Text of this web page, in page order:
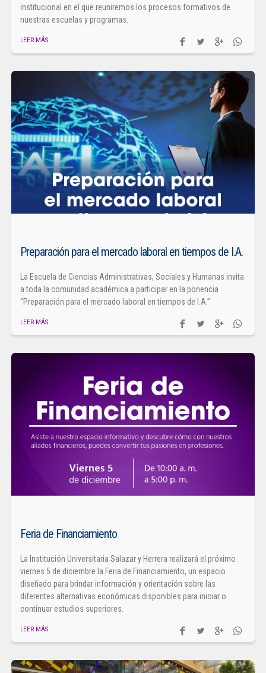
institucional en el que reuniremos los procesos formativos de
nuestras escuelas y programas.
LEER MÁS
Preparación para el mercado laboral en tiempos de I.A.
La Escuela de Ciencias Administrativas, Sociales y Humanas invita
a toda la comunidad académica a participar en la ponencia
“Preparación para el mercado laboral en tiempos de I.A.”
LEER MÁS
Feria de Financiamiento
La Institución Universitaria Salazar y Herrera realizará el próximo
viernes 5 de diciembre la Feria de Financiamiento, un espacio
diseñado para brindar información y orientación sobre las
diferentes alternativas económicas disponibles para iniciar o
continuar estudios superiores.
LEER MÁS